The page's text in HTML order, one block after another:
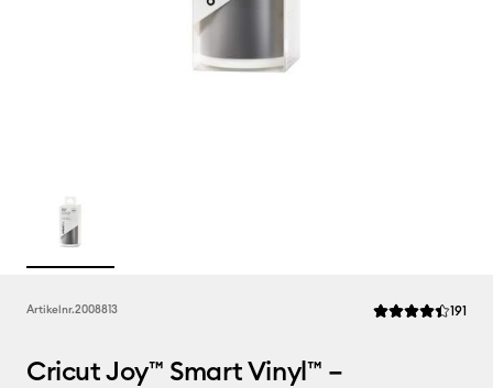
Artikelnr.2008813 Die 191
Cricut Joy™ Smart Vinyl™ –